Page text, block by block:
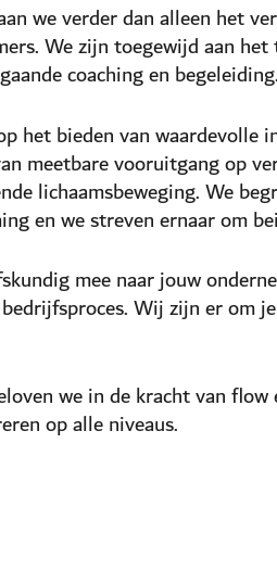
we verder dan alleen het
We zijn toegewijd aan
coaching en
het bieden van
meetbare vooruitgang op
lichaamsbeweging. We
en we streven ernaar om
mee naar jouw
Wij zijn er om
we in de kracht van
op alle niveaus.